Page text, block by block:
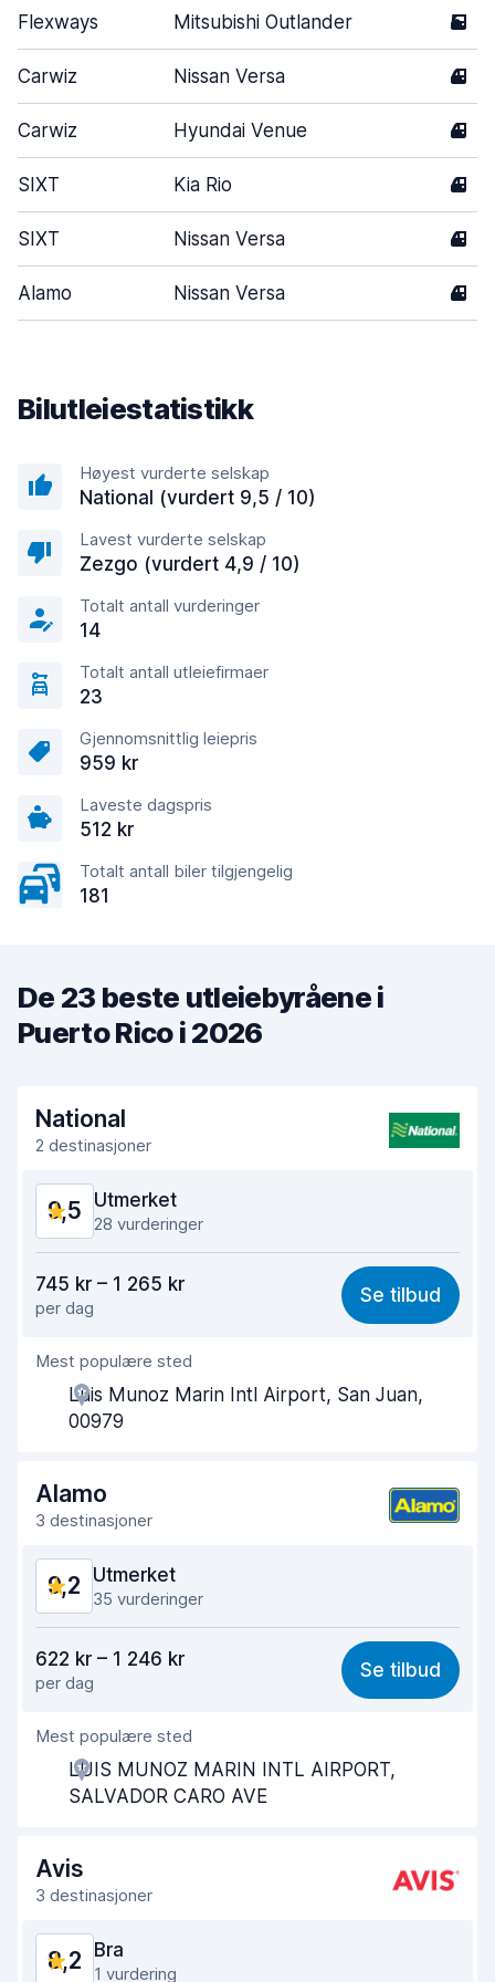
Flexways Mitsubishi Outlander 5
Carwiz Nissan Versa 4
Carwiz Hyundai Venue 4
SIXT Kia Rio 4
SIXT Nissan Versa 4
Alamo Nissan Versa 4
Bilutleiestatistikk
Høyest vurderte selskap
National (vurdert 9,5 / 10)
Lavest vurderte selskap
Zezgo (vurdert 4,9 / 10)
Totalt antall vurderinger
14
Totalt antall utleiefirmaer
23
Gjennomsnittlig leiepris
959 kr
Laveste dagspris
512 kr
Totalt antall biler tilgjengelig
181
De 23 beste utleiebyråene i
Puerto Rico i 2026
National
2 destinasjoner
9,5 Utmerket
28 vurderinger
8,8
Enkel å finne 9,7
Hjelp og service
Tid brukt på henting
Bilens renslighet 9,4
Bilens tilstand
745 kr – 1 265 kr
per dag
Se tilbud
Mest populære sted
Luis Munoz Marin Intl Airport, San Juan,
00979
Alamo
3 destinasjoner
9,2 Utmerket
35 vurderinger
8,5
Enkel å finne 9,5
Hjelp og service
Tid brukt på henting
Bilens renslighet 9,1
Bilens tilstand
622 kr – 1 246 kr
per dag
Se tilbud
Mest populære sted
LUIS MUNOZ MARIN INTL AIRPORT,
SALVADOR CARO AVE
Avis
3 destinasjoner
8,2 Bra
1 vurdering